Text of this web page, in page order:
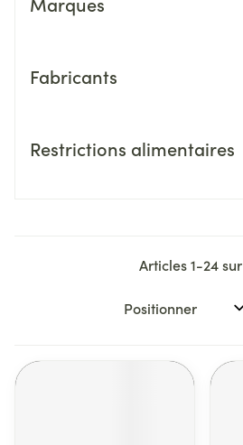
Fabricants
Restrictions alimentaires
Articles1-24sur
Trier par: